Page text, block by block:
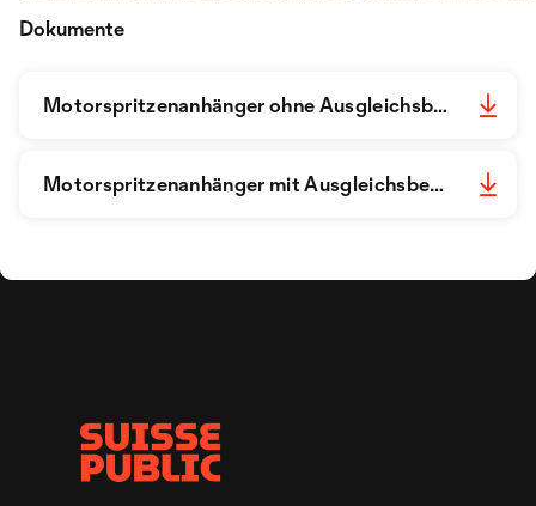
Dokumente
Motorspritzenanhänger ohne Ausgleichsbecken 2024-de.pdf
Motorspritzenanhänger mit Ausgleichsbecken master_de.pdf